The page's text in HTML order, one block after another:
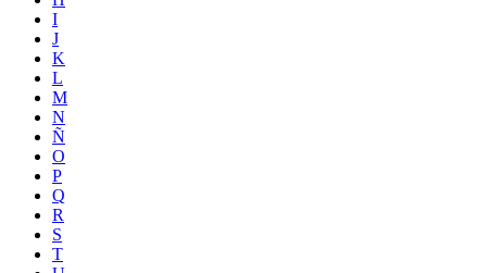
I
J
K
L
M
N
Ñ
O
P
Q
R
S
T